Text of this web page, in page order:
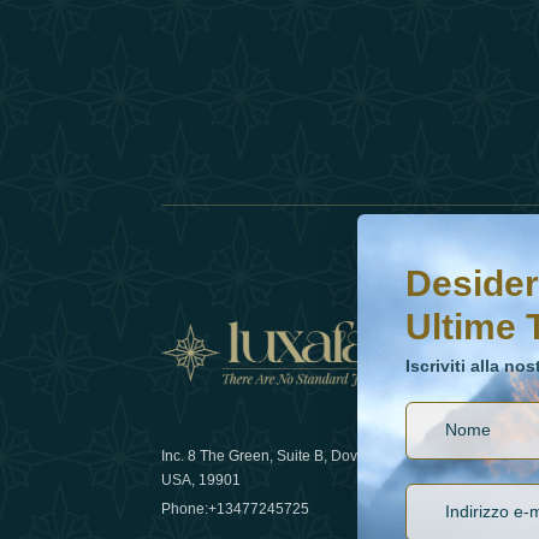
Inc. 8 The Green, Suite B, Dover, DE
USA, 19901
Phone:+13477245725
Come la
lusso nel
Desideri saperne di
Iscriviti alla nostra
Ultime
Iscriviti alla